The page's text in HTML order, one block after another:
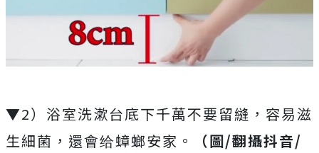
▼2）浴室洗漱台底下千萬不要留縫，容易滋
生細菌，還會给蟑螂安家。
（圖/翻攝抖音/